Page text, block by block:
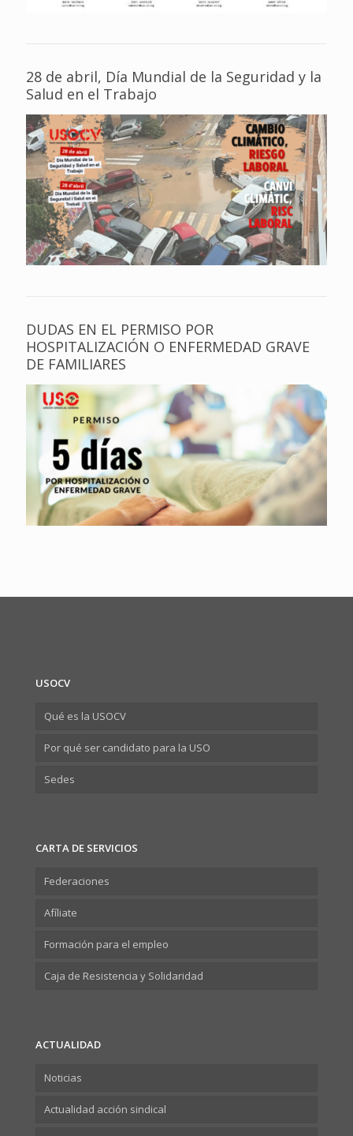
28 de abril, Día Mundial de la Seguridad y la
Salud en el Trabajo
DUDAS EN EL PERMISO POR
HOSPITALIZACIÓN O ENFERMEDAD GRAVE
DE FAMILIARES
USOCV
Qué es la USOCV
Por qué ser candidato para la USO
Sedes
CARTA DE SERVICIOS
Federaciones
Afíliate
Formación para el empleo
Caja de Resistencia y Solidaridad
ACTUALIDAD
Noticias
Actualidad acción sindical